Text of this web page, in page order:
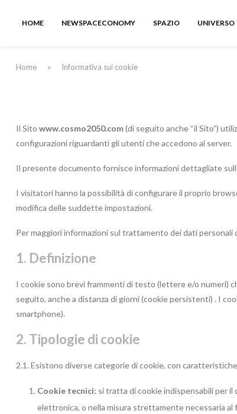
HOME NEWSPACECONOMY SPAZIO UNIVERSO
Home » Informativa sui cookie
Il Sito ​ www.cosmo2050.com​(di seguito anche “il Sito”)
configurazioni riguardanti gli utenti che accedono al server.
Il presente documento fornisce informazioni dettagliate
I visitatori hanno la possibilità di configurare il proprio
modifica delle suddette impostazioni.
Per maggiori informazioni sul trattamento dei dati
1. Definizione
I cookie sono brevi frammenti di testo (lettere e/o numeri)
seguito, anche a distanza di giorni (​cookie persistenti)​ . I
smartphone).
2. Tipologie di cookie
2.1. Esistono diverse categorie di cookie, con
Cookie tecnici: ​si tratta di cookie indispensabili per
elettronica, o nella misura strettamente necessaria al